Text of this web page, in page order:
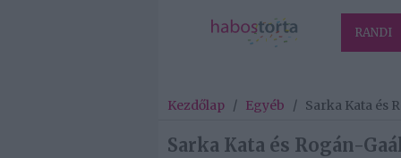
RANDI
Kezdőlap / Egyéb / Sarka Kata és
Sarka Kata és Rogán-